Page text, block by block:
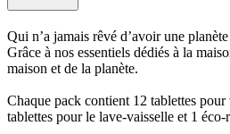
Qui n’a jamais rêvé d’avoir une
Grâce à nos essentiels dédiés à la
maison et de la planète.
Chaque pack contient 12 tablettes
tablettes pour le lave-vaisselle et 1